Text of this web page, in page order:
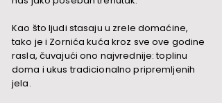
Kao što ljudi stasaju u zrele domaćine,
tako je i Zornića kuća kroz sve ove godine
rasla, čuvajući ono najvrednije: toplinu
doma i ukus tradicionalno pripremljenih
jela.